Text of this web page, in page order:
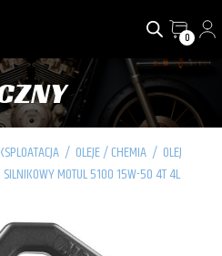
0
/ OLEJE / CHEMIA / OLEJ
SILNIKOWY MOTUL 5100 15W-50 4T 4L